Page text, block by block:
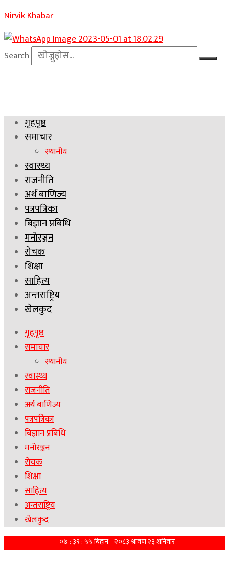
Nirvik Khabar
Search
गृहपृष्ठ
समाचार
स्थानीय
स्वास्थ्य
राजनीति
अर्थ बाणिज्य
पत्रपत्रिका
बिज्ञान प्रबिधि
मनोरञ्जन
रोचक
शिक्षा
साहित्य
अन्तराष्ट्रिय
खेलकुद
गृहपृष्ठ
समाचार
स्थानीय
स्वास्थ्य
राजनीति
अर्थ बाणिज्य
पत्रपत्रिका
बिज्ञान प्रबिधि
मनोरञ्जन
रोचक
शिक्षा
साहित्य
अन्तराष्ट्रिय
खेलकुद